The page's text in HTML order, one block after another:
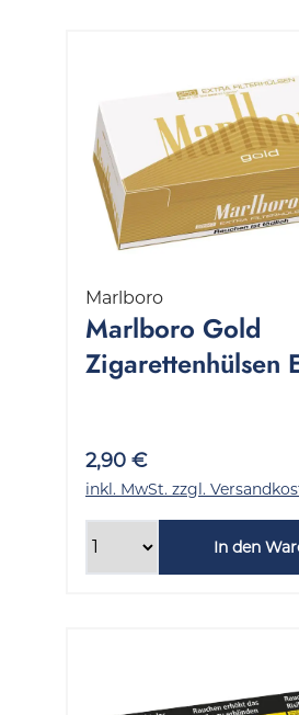
Marlboro
Marlboro Gold
Zigarettenhülsen
2,90 €
inkl. MwSt. zzgl.
In den